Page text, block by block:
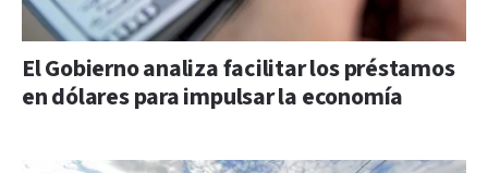
El Gobierno analiza facilitar los préstamos
en dólares para impulsar la economía